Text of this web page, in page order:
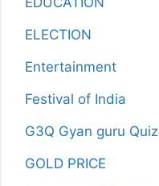
ELECTION
Entertainment
Festival of India
G3Q Gyan guru Quiz
GOLD PRICE